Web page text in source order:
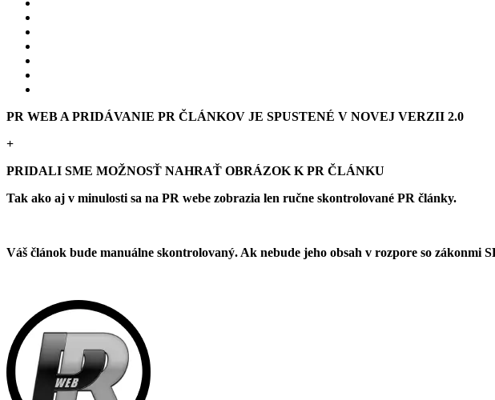
PR WEB A PRIDÁVANIE PR ČLÁNKOV JE SPUSTENÉ V NOVEJ VERZII 2.0
+
PRIDALI SME MOŽNOSŤ NAHRAŤ OBRÁZOK K PR ČLÁNKU
Tak ako aj v minulosti sa na PR webe zobrazia len ručne skontrolované PR články.
Váš článok bude manuálne skontrolovaný. Ak nebude jeho obsah v rozpore so zákonmi